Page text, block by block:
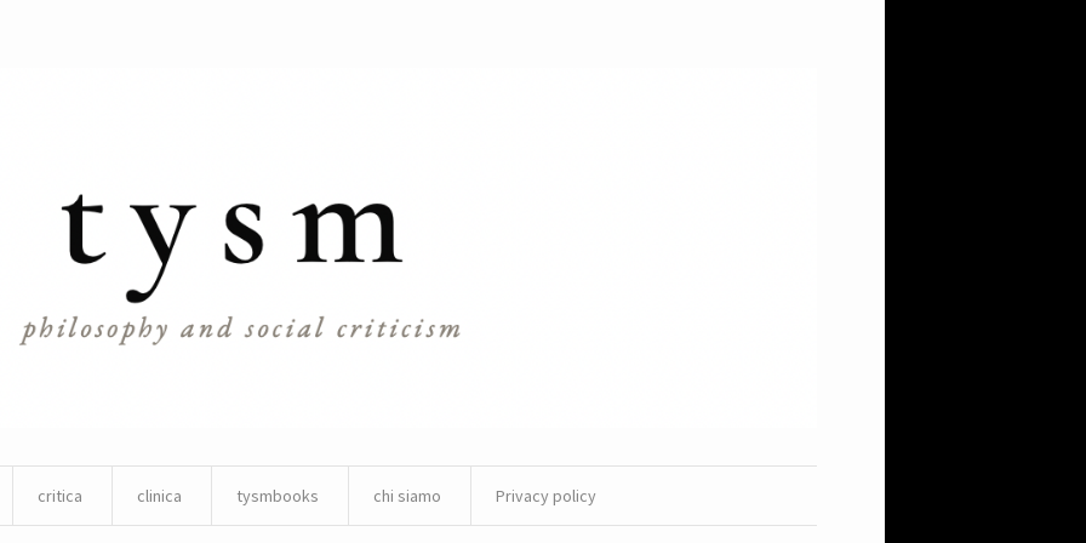
critica clinica tysmbooks chi siamo Privacy policy